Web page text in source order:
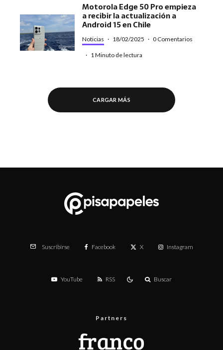
Motorola Edge 50 Pro empieza
a recibir la actualización a
Android 15 en Chile
Noticias · 18/02/2025 · 0 Comentarios
· 1 Minuto de lectura
CARGAR MÁS
Suscribirse Facebook X Instagram
YouTube RSS Buscar
Partners